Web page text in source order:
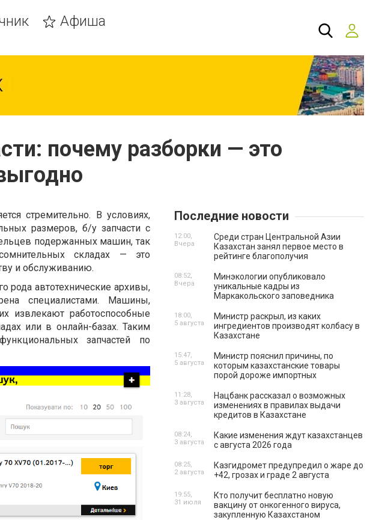
Афиша
почему разборки — это
стремительно. В условиях,
размеров, б/у запчасти с
подержанных машин, так
складах — это
и обслуживанию.
рода автотехнические архивы,
специалистами. Машины,
извлекают работоспособные
или в онлайн-базах. Таким
запчастей по
Последние новости
Среди стран Центральной Азии
Казахстан занял первое место в
рейтинге благополучия
12:00,
Вчера
Минэкологии опубликовало
уникальные кадры из
Маркакольского заповедника
08:52,
Вчера
Министр раскрыл, из каких
ингредиентов производят колбасу в
Казахстане
18:00,
5 августа
Министр пояснил причины, по
которым казахстанские товары
порой дороже импортных
15:47,
5 августа
Нацбанк рассказал о возможных
изменениях в правилах выдачи
кредитов в Казахстане
11:28,
3 августа
Какие изменения ждут казахстанцев
с августа 2026 года
08:24,
3 августа
Казгидромет предупредил о жаре до
+42, грозах и граде 2 августа
08:25,
2 августа
Кто получит бесплатно новую
вакцину от онкогенного вируса,
закупленную Казахстаном
19:55,
31 июля